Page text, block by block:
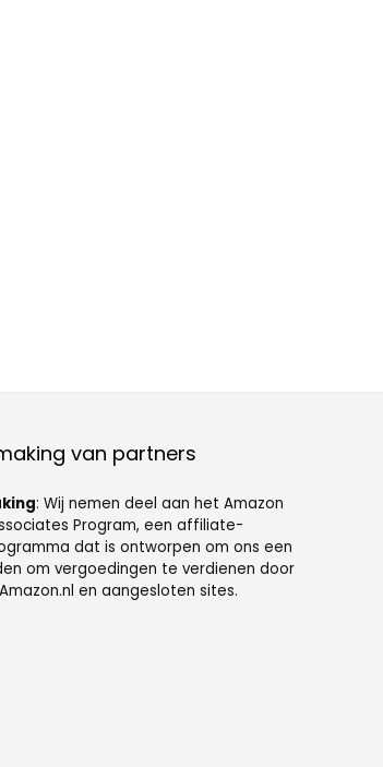
van partners
: Wij nemen deel aan het Amazon
Program, een affiliate-
dat is ontworpen om ons een
om vergoedingen te verdienen door
en aangesloten sites.